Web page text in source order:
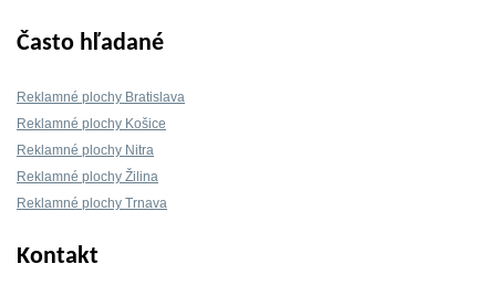
Často hľadané
Reklamné plochy Bratislava
Reklamné plochy Košice
Reklamné plochy Nitra
Reklamné plochy Žilina
Reklamné plochy Trnava
Kontakt